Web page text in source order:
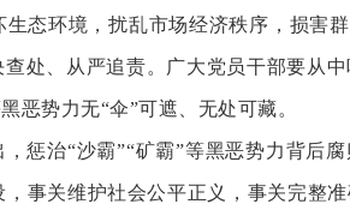
态环境，扰乱市场经济秩序，损害
查处、从严追责。广大党员干部要从
恶势力无“伞”可遮、无处可藏。
，惩治“沙霸”“矿霸”等黑恶势力背后
事关维护社会公平正义，事关完整